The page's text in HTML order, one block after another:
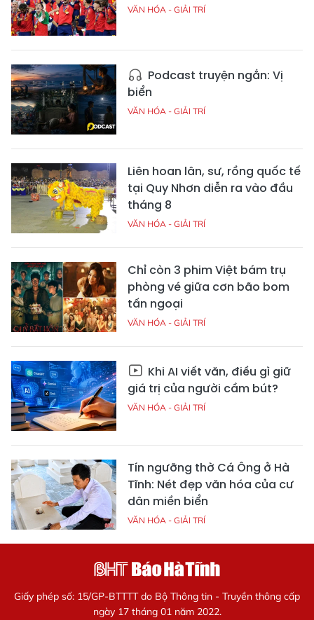
VĂN HÓA - GIẢI TRÍ
Podcast truyện ngắn: Vị
biển
VĂN HÓA - GIẢI TRÍ
Liên hoan lân, sư, rồng quốc tế
tại Quy Nhơn diễn ra vào đầu
tháng 8
VĂN HÓA - GIẢI TRÍ
Chỉ còn 3 phim Việt bám trụ
phòng vé giữa cơn bão bom
tấn ngoại
VĂN HÓA - GIẢI TRÍ
Khi AI viết văn, điều gì giữ
giá trị của người cầm bút?
VĂN HÓA - GIẢI TRÍ
Tín ngưỡng thờ Cá Ông ở Hà
Tĩnh: Nét đẹp văn hóa của cư
dân miền biển
VĂN HÓA - GIẢI TRÍ
Giấy phép số: 15/GP-BTTTT do Bộ Thông tin - Truyền thông cấp
ngày 17 tháng 01 năm 2022.